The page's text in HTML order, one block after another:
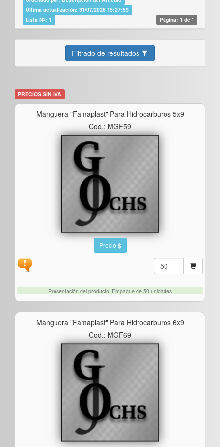
Última actualización: 31/07/2026 15:27:59
Lista Nº: 1
Página: 1 de 1
Filtrado de resultados
PRECIOS SIN IVA
Manguera "famaplast" Para Hidrocarburos 5x9
Cod.: MGF59
Precio $
Presentación del producto: Empaque de 50 unidades
Manguera "famaplast" Para Hidrocarburos 6x9
Cod.: MGF69